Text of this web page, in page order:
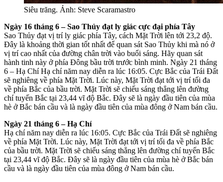
Siêu trăng. Ảnh: Steve Scaramastro
Ngày 16 tháng 6 – Sao Thủy đạt ly giác cực đại phía Tây
Sao Thủy đạt vị trí ly giác phía Tây, cách Mặt Trời lên tới 23,2 độ.
Đây là khoảng thời gian tốt nhất để quan sát Sao Thủy khi mà nó ở
vị trí cao nhất của đường chân trời vào buổi sáng. Hãy quan sát
hành tinh này ở phía Đông bầu trời trước bình minh. Ngày 21 tháng
6 – Hạ Chí Hạ chí năm nay diễn ra lúc 16:05. Cực Bắc của Trái Đất
sẽ nghiêng về phía Mặt Trời. Lúc này, Mặt Trời đạt tới vị trí tối đa
về phía Bắc của bầu trời. Mặt Trời sẽ chiếu sáng thẳng lên đường
chí tuyến Bắc tại 23,44 vĩ độ Bắc. Đây sẽ là ngày đầu tiên của mùa
hè ở Bắc bán cầu và là ngày đầu tiên của mùa đông ở Nam bán cầu.
Ngày 21 tháng 6 – Hạ Chí
Hạ chí năm nay diễn ra lúc 16:05. Cực Bắc của Trái Đất sẽ nghiêng
về phía Mặt Trời. Lúc này, Mặt Trời đạt tới vị trí tối đa về phía Bắc
của bầu trời. Mặt Trời sẽ chiếu sáng thẳng lên đường chí tuyến Bắc
tại 23,44 vĩ độ Bắc. Đây sẽ là ngày đầu tiên của mùa hè ở Bắc bán
cầu và là ngày đầu tiên của mùa đông ở Nam bán cầu.